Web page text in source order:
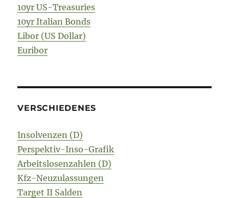
10yr US-Treasuries
10yr Italian Bonds
Libor (US Dollar)
Euribor
VERSCHIEDENES
Insolvenzen (D)
Perspektiv-Inso-Grafik
Arbeitslosenzahlen (D)
Kfz-Neuzulassungen
Target II Salden